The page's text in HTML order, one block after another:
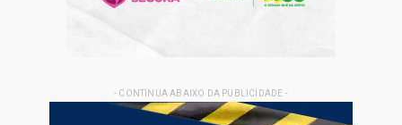
- CONTINUA ABAIXO DA PUBLICIDADE -